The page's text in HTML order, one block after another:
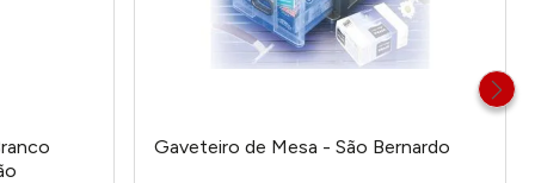
Gaveteiro de Mesa - São Bernardo